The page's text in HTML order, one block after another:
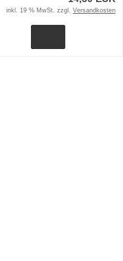
inkl. 19 % MwSt. zzgl. Versandkosten